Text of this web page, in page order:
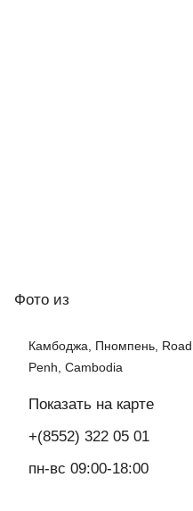
Фото из
Камбоджа, Пномпень,
Penh, Cambodia
Показать на карте
+(8552) 322 05 01
пн-вс 09:00-18:00